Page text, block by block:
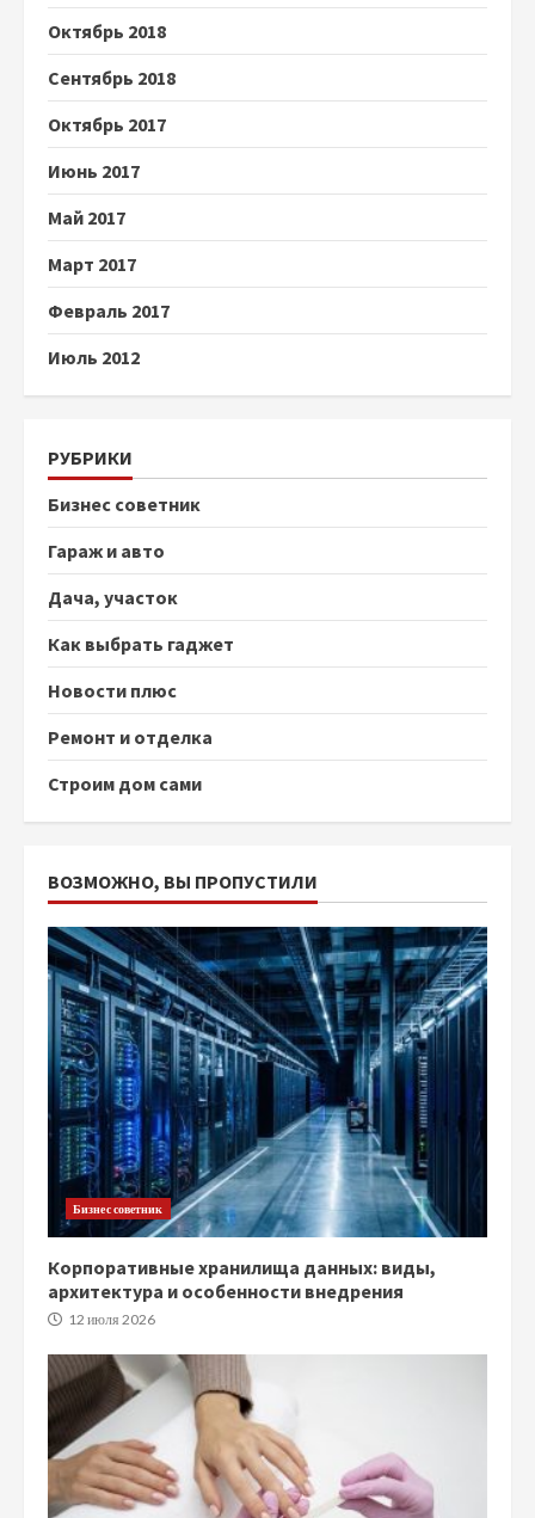
Октябрь 2018
Сентябрь 2018
Октябрь 2017
Июнь 2017
Май 2017
Март 2017
Февраль 2017
Июль 2012
РУБРИКИ
Бизнес советник
Гараж и авто
Дача, участок
Как выбрать гаджет
Новости плюс
Ремонт и отделка
Строим дом сами
ВОЗМОЖНО, ВЫ ПРОПУСТИЛИ
Бизнес советник
Корпоративные хранилища данных: виды,
архитектура и особенности внедрения
12 июля 2026